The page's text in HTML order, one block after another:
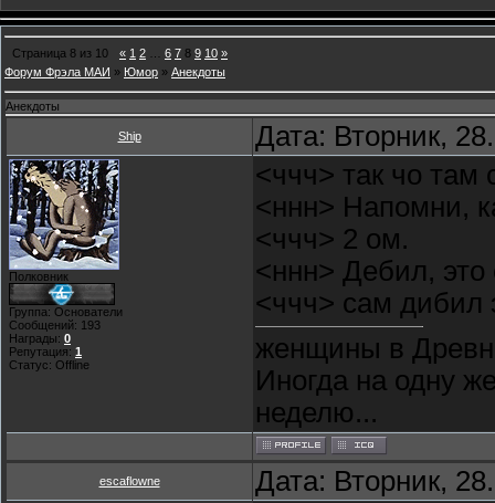
Страница 8 из 10 « 1 2 6 7 8 9 10 »
Форум Фрэла МАИ » Юмор » Анекдоты
Анекдоты
Ship Дата: Вторник,
Полковник
Группа: Основатели
Сообщений: 193
Награды: 0
Репутация: 1
Статус: Offline
<ччч> так чо там
<ннн> Напомни,
<ччч> 2 ом.
<ннн> Дебил, это
<ччч> сам дибил
женщины в
Иногда на одну
неделю...
escaflowne Дата: Вторник,